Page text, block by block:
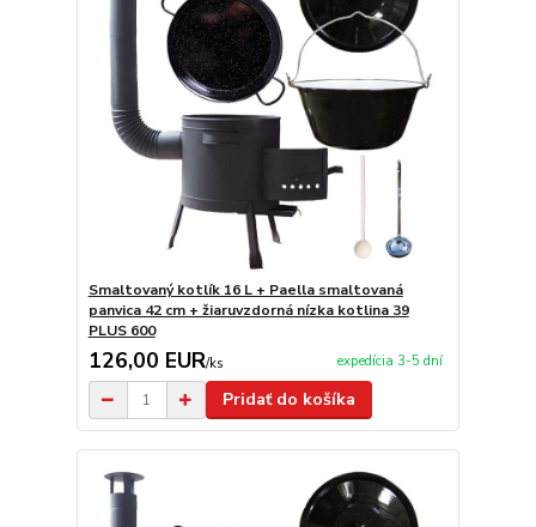
Smaltovaný kotlík 16 L + Paella smaltovaná
panvica 42 cm + žiaruvzdorná nízka kotlina 39
PLUS 600
126,00 EUR/ks expedícia 3-5 dní
Pridať do košíka